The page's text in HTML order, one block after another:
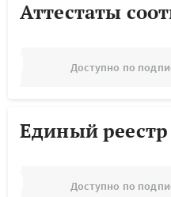
Аттестаты
Доступно по
Единый
Доступно по